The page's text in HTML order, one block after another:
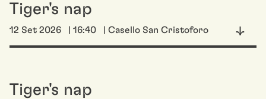
Tiger's nap
12 Set 2026 | 16:40 | Casello San Cristoforo
Tiger's nap